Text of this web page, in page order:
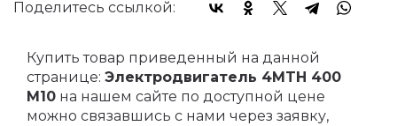
Поделитесь ссылкой:
Купить товар приведенный на данной
странице: Электродвигатель 4MTH 400
M10 на нашем сайте по доступной цене
можно связавшись с нами через заявку,